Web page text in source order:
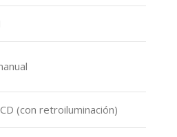
(con retroiluminación)